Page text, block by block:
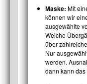
Maske: Mit
können wir
ausgewählte
Weiche
über
Nur
werden.
dann kann